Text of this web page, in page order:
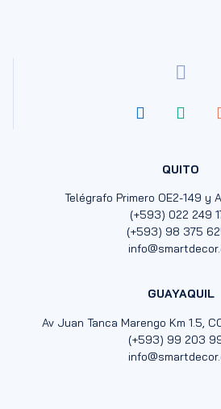
QUITO
Telégrafo Primero OE2-149 y
(+593) 022 249
(+593) 98 375
GUAYAQUIL
Av Juan Tanca Marengo Km 1.5,
(+593) 99 203